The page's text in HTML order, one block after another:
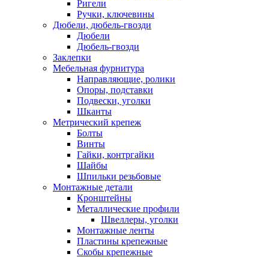
Ригели
Ручки, ключевины
Дюбели, дюбель-гвозди
Дюбели
Дюбель-гвозди
Заклепки
Мебельная фурнитура
Направляющие, ролики
Опоры, подставки
Подвески, уголки
Шканты
Метрический крепеж
Болты
Винты
Гайки, контргайки
Шайбы
Шпильки резьбовые
Монтажные детали
Кронштейны
Металлические профили
Швеллеры, уголки
Монтажные ленты
Пластины крепежные
Скобы крепежные